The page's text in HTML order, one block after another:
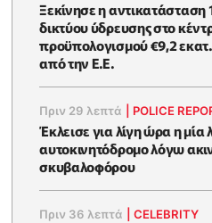
Ξεκίνησε η αντικατάσταση
δικτύου ύδρευσης στο
προϋπολογισμού €9,2
από την Ε.Ε.
Πριν 29 λεπτά POLICE
Έκλεισε για λίγη ώρα η μία
αυτοκινητόδρομο λόγω
σκυβαλοφόρου
Πριν 36 λεπτά |CELEBRITY